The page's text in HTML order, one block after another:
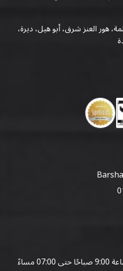
فاطمة، هور العنز شرق، أبو هيل، ديرة،
مساءً